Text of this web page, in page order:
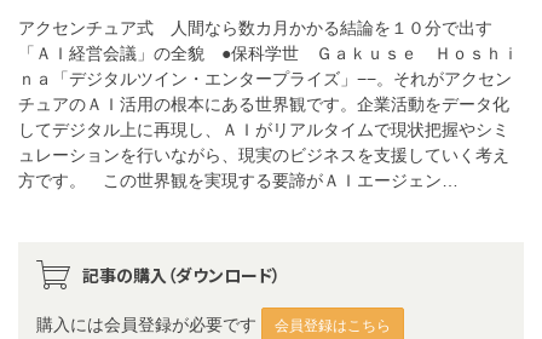
アクセンチュア式 人間なら数カ月かかる結論を１０分で出す
「ＡＩ経営会議」の全貌 ●保科学世 Ｇａｋｕｓｅ Ｈｏｓｈｉ
ｎａ「デジタルツイン・エンタープライズ」−−。それがアクセン
チュアのＡＩ活用の根本にある世界観です。企業活動をデータ化
してデジタル上に再現し、ＡＩがリアルタイムで現状把握やシミ
ュレーションを行いながら、現実のビジネスを支援していく考え
方です。 この世界観を実現する要諦がＡＩエージェン…
記事の購入（ダウンロード）
購入には会員登録が必要です 会員登録はこちら